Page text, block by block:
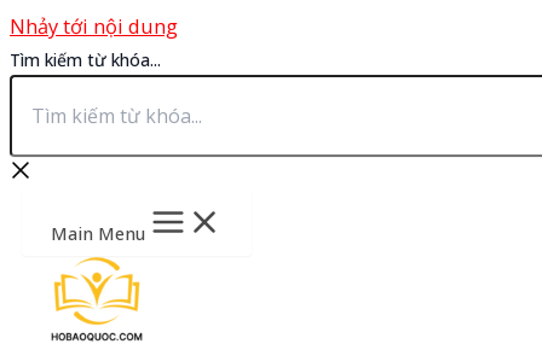
Nhảy tới nội dung
Tìm kiếm từ khóa...
Main Menu